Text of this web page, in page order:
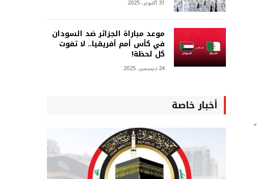
31 أكتوبر، 2025
موعد مباراة الجزائر ضد السودان
في كأس أمم أفريقيا.. لا تفوت
كل لحظة!
24 ديسمبر، 2025
أخبار خاصة